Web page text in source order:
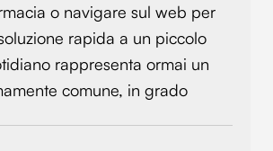
o navigare sul web per
rapida a un piccolo
rappresenta ormai un
comune, in grado